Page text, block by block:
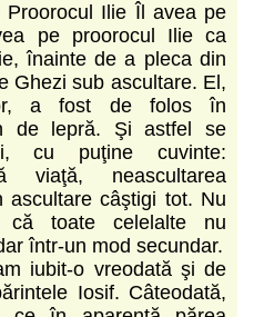
Ilie Îl avea pe
pe proorocul Ilie ca
înainte de a pleca din
Ghezi sub ascultare. El,
a fost de folos în
de lepră. Şi astfel se
cu puţine cuvinte:
viaţă, neascultarea
ascultare câştigi tot. Nu
că toate celelalte nu
într-un mod secundar.
iubit-o vreodată şi de
Iosif. Câteodată,